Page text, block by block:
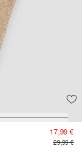
17,99 €
29,99 €